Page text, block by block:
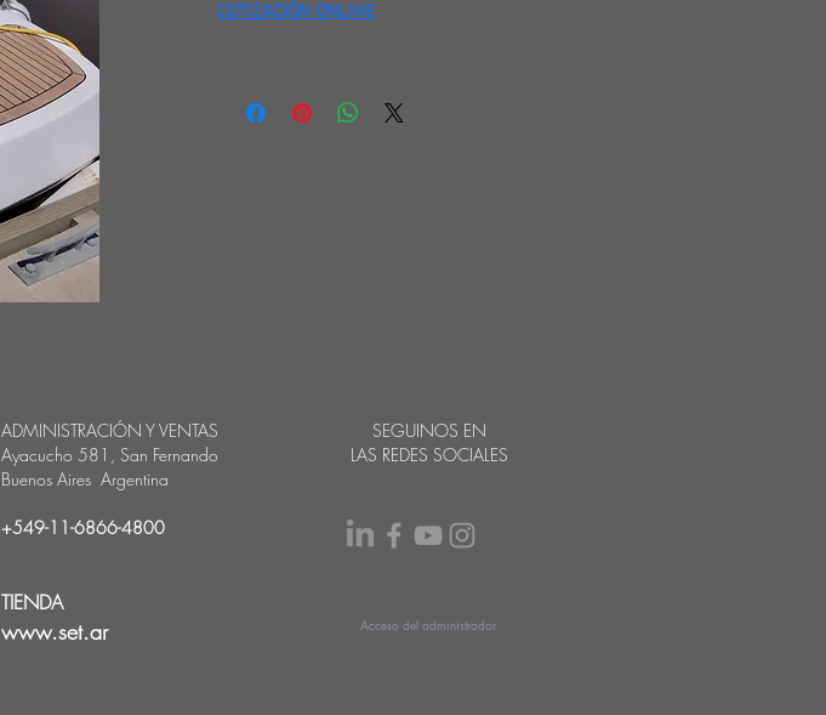
COTIZACIÓN ONLINE
ADMINISTRACIÓN Y VENTAS
Ayacucho 581, San Fernando
Buenos Aires Argentina
+549-11-6866-4800
TIENDA
www.set.ar
SEGUINOS EN
LAS REDES SOCIALES
Acceso del administrador